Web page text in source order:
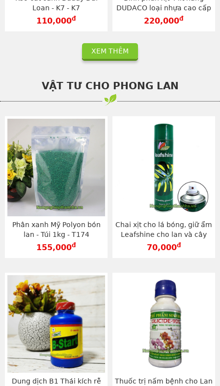
Loan - K7 - K7
110,000đ
DUDACO loại nhựa cao cấp
- BX4
220,000đ
XEM THÊM
VẬT TƯ CHO PHONG LAN
Phân xanh Mỹ Polyon bón
lan - Túi 1kg - T174
155,000đ
Chai xịt cho lá bóng, giữ ẩm
Leafshine cho lan và cây
cảnh - T50
70,000đ
Dung dịch B1 Thái kích rễ
Thuốc trị nấm bệnh cho Lan